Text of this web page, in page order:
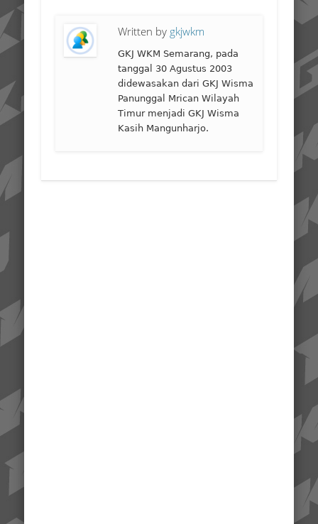
Written by gkjwkm
GKJ WKM Semarang, pada
tanggal 30 Agustus 2003
didewasakan dari GKJ Wisma
Panunggal Mrican Wilayah
Timur menjadi GKJ Wisma
Kasih Mangunharjo.